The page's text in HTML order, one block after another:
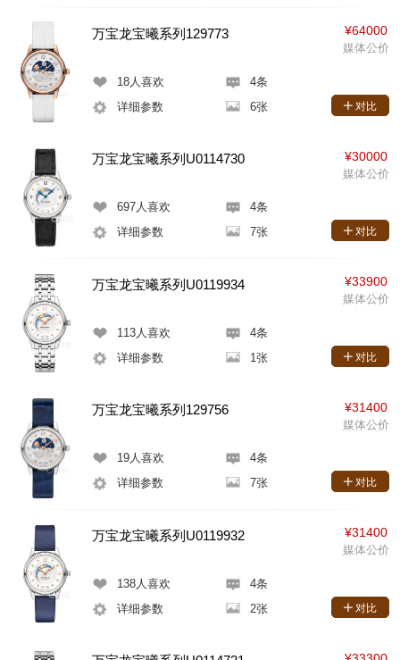
万宝龙宝曦系列129773
18人喜欢
4条
详细参数
6张
¥64000
媒体公价
对比
万宝龙宝曦系列U0114730
697人喜欢
4条
详细参数
7张
¥30000
媒体公价
对比
万宝龙宝曦系列U0119934
113人喜欢
4条
详细参数
1张
¥33900
媒体公价
对比
万宝龙宝曦系列129756
19人喜欢
4条
详细参数
7张
¥31400
媒体公价
对比
万宝龙宝曦系列U0119932
138人喜欢
4条
详细参数
2张
¥31400
媒体公价
对比